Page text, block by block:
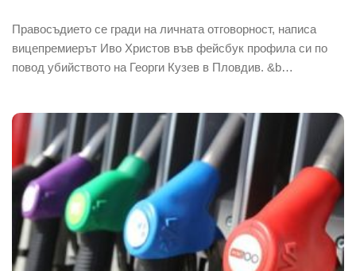
Правосъдието се гради на личната отговорност, написа
вицепремиерът Иво Христов във фейсбук профила си по
повод убийството на Георги Кузев в Пловдив. &b…